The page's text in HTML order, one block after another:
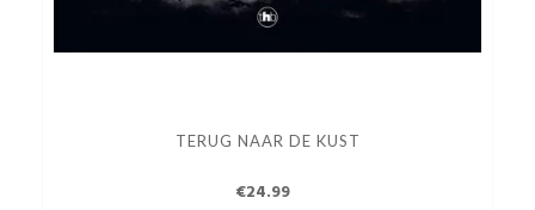
TERUG NAAR DE KUST
€24.99